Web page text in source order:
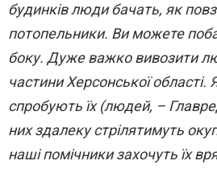
будинків люди бачать, як
потопельники. Ви можете
боку. Дуже важко вивозити
частини Херсонської
спробують їх (людей, –
них здалеку стрілятимуть
наші помічники захочуть їх